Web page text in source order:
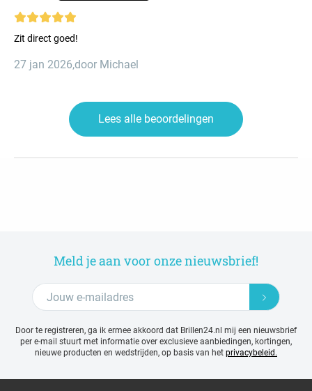
Zit direct goed!
27 jan 2026,door Michael
Lees alle beoordelingen
Meld je aan voor onze nieuwsbrief!
Door te registreren, ga ik ermee akkoord dat Brillen24.nl mij een nieuwsbrief
per e-mail stuurt met informatie over exclusieve aanbiedingen, kortingen,
nieuwe producten en wedstrijden, op basis van het privacybeleid.